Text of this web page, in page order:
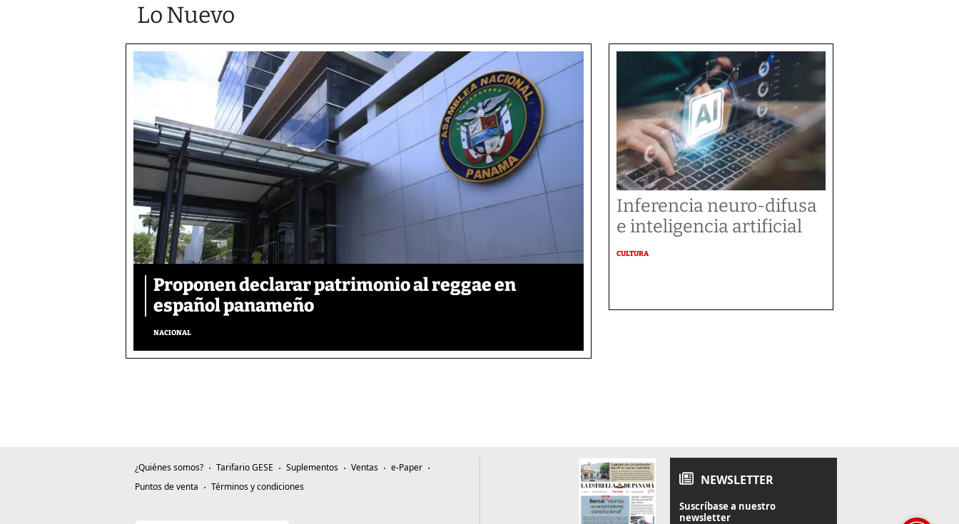
Lo Nuevo
Proponen declarar patrimonio al reggae en
español panameño
NACIONAL
Inferencia neuro-difusa
e inteligencia artificial
CULTURA
¿Quiénes somos? Tarifario GESE Suplementos Ventas
e-Paper
Puntos de venta
Términos y condiciones NEWSLETTER
Suscríbase a nuestro
newsletter